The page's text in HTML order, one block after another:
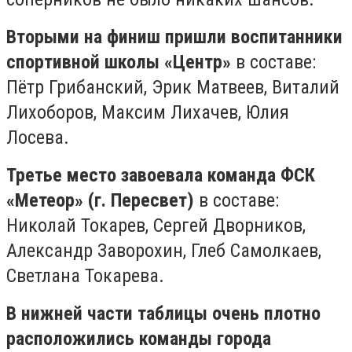
Вторыми на финиш пришли воспитанники
спортивной школы «Центр» в составе:
Пётр Грибанский, Эрик Матвеев, Виталий
Лихоборов, Максим Лихачев, Юлия
Лосева.
Третье место завоевала команда ФСК
«Метеор» (г. Пересвет) в составе:
Николай Токарев, Сергей Дворников,
Александр Заворохин, Глеб Самолкаев,
Светлана Токарева.
В нижней части таблицы очень плотно
расположились команды города